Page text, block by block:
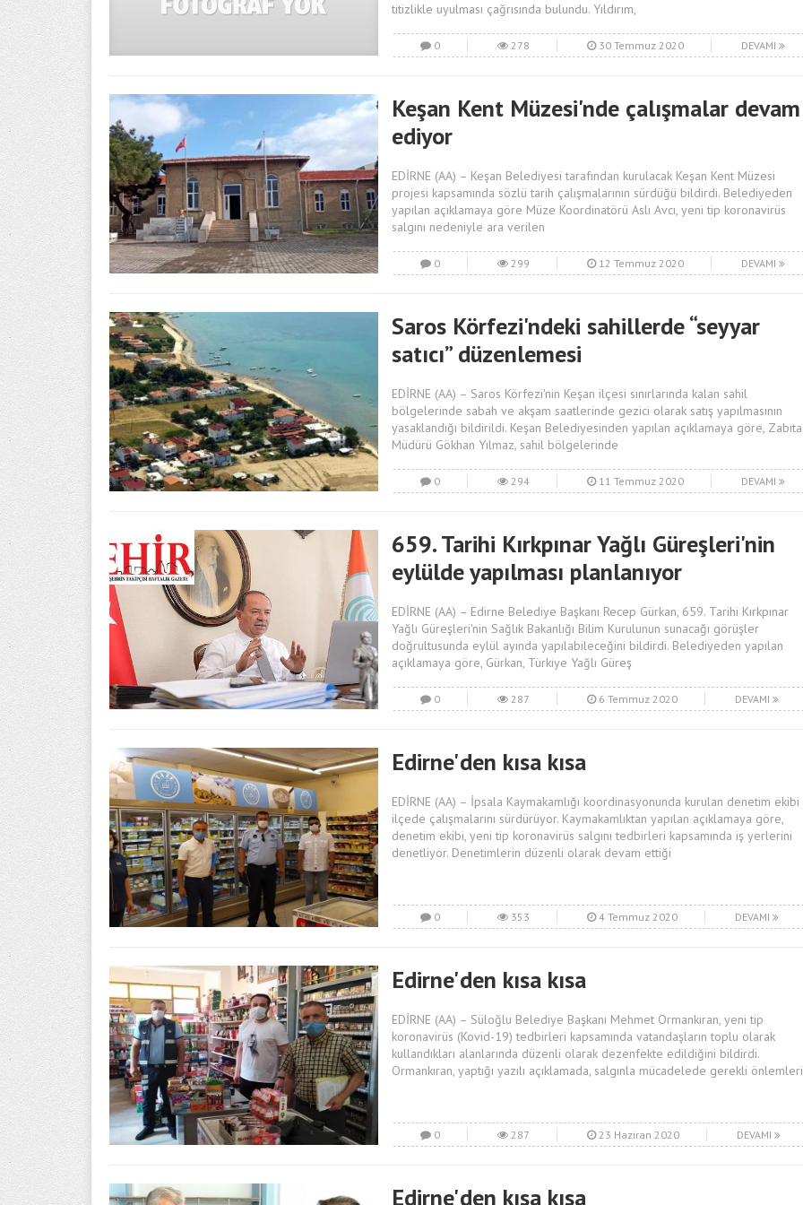
titizlikle uyulması çağrısında bulundu. Yıldırım,
0 278 30 Temmuz 2020 DEVAMI
Keşan Kent Müzesi'nde çalışmalar devam
ediyor
EDİRNE (AA) – Keşan Belediyesi tarafından kurulacak Keşan Kent Müzesi
projesi kapsamında sözlü tarih çalışmalarının sürdüğü bildirdi. Belediyeden
yapılan açıklamaya göre Müze Koordinatörü Aslı Avcı, yeni tip koronavirüs
salgını nedeniyle ara verilen
0 299 12 Temmuz 2020 DEVAMI
Saros Körfezi'ndeki sahillerde “seyyar
satıcı” düzenlemesi
EDİRNE (AA) – Saros Körfezi'nin Keşan ilçesi sınırlarında kalan sahil
bölgelerinde sabah ve akşam saatlerinde gezici olarak satış yapılmasının
yasaklandığı bildirildi. Keşan Belediyesinden yapılan açıklamaya göre, Zabıta
Müdürü Gökhan Yılmaz, sahil bölgelerinde
0 294 11 Temmuz 2020 DEVAMI
659. Tarihi Kırkpınar Yağlı Güreşleri'nin
eylülde yapılması planlanıyor
EDİRNE (AA) – Edirne Belediye Başkanı Recep Gürkan, 659. Tarihi Kırkpınar
Yağlı Güreşleri'nin Sağlık Bakanlığı Bilim Kurulunun sunacağı görüşler
doğrultusunda eylül ayında yapılabileceğini bildirdi. Belediyeden yapılan
açıklamaya göre, Gürkan, Türkiye Yağlı Güreş
0 287 6 Temmuz 2020 DEVAMI
Edirne'den kısa kısa
EDİRNE (AA) – İpsala Kaymakamlığı koordinasyonunda kurulan denetim ekibi
ilçede çalışmalarını sürdürüyor. Kaymakamlıktan yapılan açıklamaya göre,
denetim ekibi, yeni tip koronavirüs salgını tedbirleri kapsamında iş yerlerini
denetliyor. Denetimlerin düzenli olarak devam ettiği
0 353 4 Temmuz 2020 DEVAMI
Edirne'den kısa kısa
EDİRNE (AA) – Süloğlu Belediye Başkanı Mehmet Ormankıran, yeni tip
koronavirüs (Kovid-19) tedbirleri kapsamında vatandaşların toplu olarak
kullandıkları alanlarında düzenli olarak dezenfekte edildiğini bildirdi.
Ormankıran, yaptığı yazılı açıklamada, salgınla mücadelede gerekli önlemleri
0 287 23 Haziran 2020 DEVAMI
Edirne'den kısa kısa